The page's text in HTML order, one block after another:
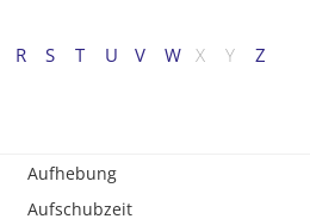
R S T U V W X Y Z
Aufhebung
Aufschubzeit